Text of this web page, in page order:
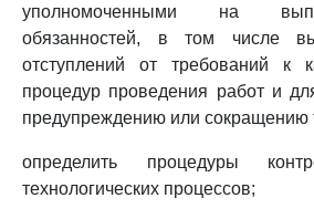
уполномоченными на
обязанностей, в том числе
отступлений от требований к
процедур проведения работ и
предупреждению или сокращению
определить процедуры
технологических процессов;